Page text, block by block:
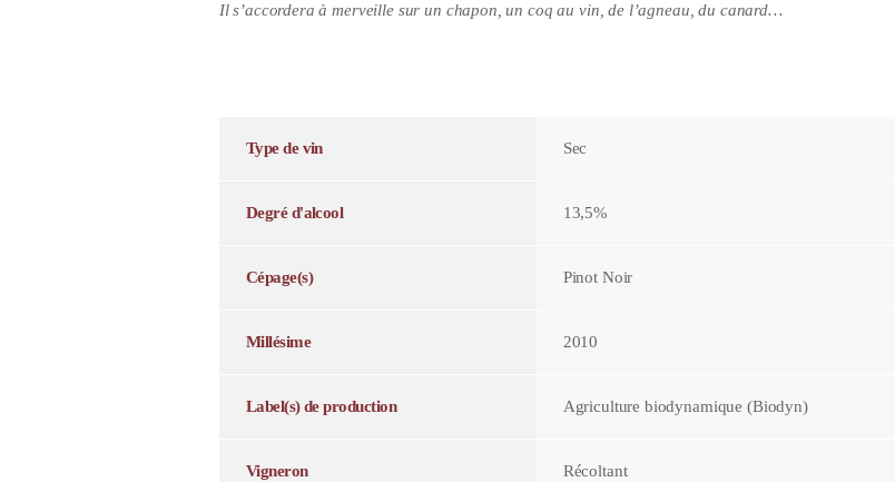
Il s’accordera à merveille sur un chapon, un coq au vin, de l’agneau, du canard…
Type de vin Sec
Degré d'alcool 13,5%
Cépage(s) Pinot Noir
Millésime 2010
Label(s) de production Agriculture biodynamique (Biodyn)
Vigneron Récoltant